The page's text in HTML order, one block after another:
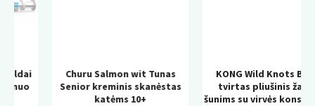
Churu Salmon wit Tunas
Senior kreminis skanėstas
katėms 10+
KONG Wild Knots Bear –
tvirtas pliušinis žaislas
šunims su virvės konstrukcija